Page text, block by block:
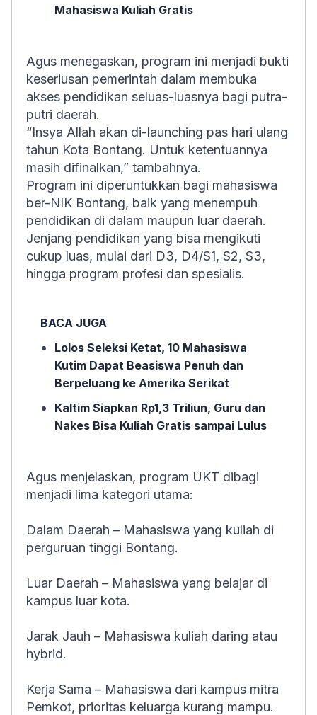
Mahasiswa Kuliah Gratis
Agus menegaskan, program ini menjadi bukti
keseriusan pemerintah dalam membuka
akses pendidikan seluas-luasnya bagi putra-
putri daerah.
“Insya Allah akan di-launching pas hari ulang
tahun Kota Bontang. Untuk ketentuannya
masih difinalkan,” tambahnya.
Program ini diperuntukkan bagi mahasiswa
ber-NIK Bontang, baik yang menempuh
pendidikan di dalam maupun luar daerah.
Jenjang pendidikan yang bisa mengikuti
cukup luas, mulai dari D3, D4/S1, S2, S3,
hingga program profesi dan spesialis.
BACA JUGA
Lolos Seleksi Ketat, 10 Mahasiswa
Kutim Dapat Beasiswa Penuh dan
Berpeluang ke Amerika Serikat
Kaltim Siapkan Rp1,3 Triliun, Guru dan
Nakes Bisa Kuliah Gratis sampai Lulus
Agus menjelaskan, program UKT dibagi
menjadi lima kategori utama:
Dalam Daerah – Mahasiswa yang kuliah di
perguruan tinggi Bontang.
Luar Daerah – Mahasiswa yang belajar di
kampus luar kota.
Jarak Jauh – Mahasiswa kuliah daring atau
hybrid.
Kerja Sama – Mahasiswa dari kampus mitra
Pemkot, prioritas keluarga kurang mampu.